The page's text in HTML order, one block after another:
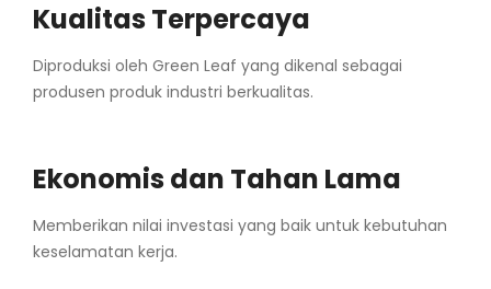
Kualitas Terpercaya
Diproduksi oleh Green Leaf yang dikenal sebagai
produsen produk industri berkualitas.
Ekonomis dan Tahan Lama
Memberikan nilai investasi yang baik untuk kebutuhan
keselamatan kerja.